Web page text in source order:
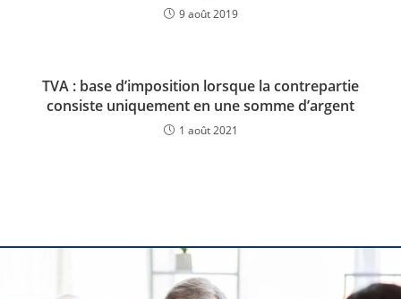
9 août 2019
TVA : base d’imposition lorsque la contrepartie
consiste uniquement en une somme d’argent
1 août 2021